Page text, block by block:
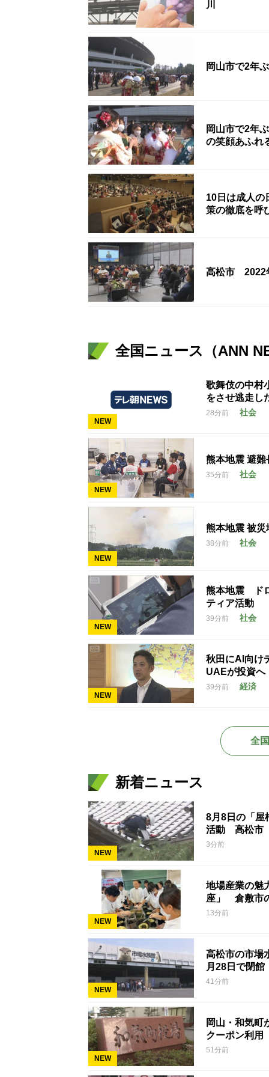
川
岡山市で2年
岡山市で2年
の笑顔あふれ
10日は成人
策の徹底を呼
高松市 2022
全国ニュース（ANN
NEW
歌舞伎の中村
をさせ逃走し
28分前 社会
NEW
熊本地震 避難
35分前 社会
NEW
熊本地震 被
38分前 社会
NEW
熊本地震 ド
ティア活動
39分前 社会
NEW
秋田にAI向
UAEが投資へ
39分前 経済
全
新着ニュース
NEW
8月8日の「
活動 高松市
3分前
NEW
地場産業の魅
座」 倉敷市
13分前
NEW
高松市の市場
月28日で閉館
41分前
NEW
岡山・和気
クーポン利用
51分前